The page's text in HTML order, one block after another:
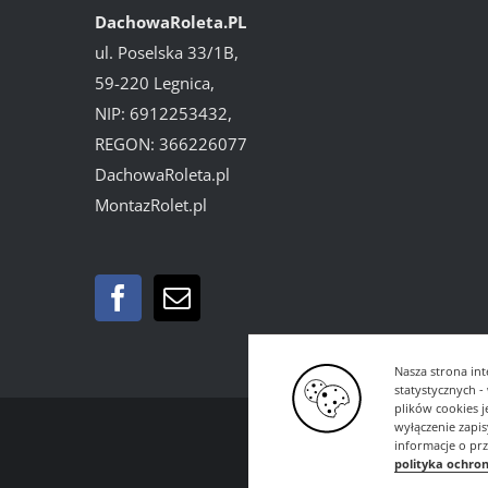
Nasza strona
statystycznych
plików cookies
wyłączenie
informacje o
polityka
DachowaRoleta.PL
ul. Poselska 33/1B,
59-220 Legnica,
NIP: 6912253432,
REGON: 366226077
DachowaRoleta.pl
MontazRolet.pl